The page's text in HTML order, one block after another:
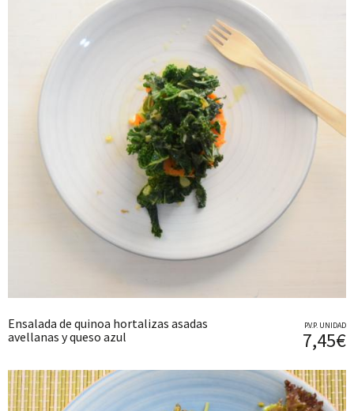
Ensalada de quinoa hortalizas asadas
avellanas y queso azul
P.V.P. UNIDAD
7,45€